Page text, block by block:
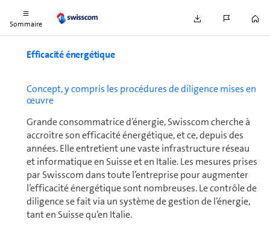
Sommaire
Efficacité énergétique
Concept, y compris les procédures de diligence mises en
œuvre
Grande consommatrice d’énergie, Swisscom cherche à
accroître son efficacité énergétique, et ce, depuis des
années. Elle entretient une vaste infrastructure réseau
et informatique en Suisse et en Italie. Les mesures prises
par Swisscom dans toute l’en­tre­prise pour augmenter
l’efficacité énergétique sont nom­breuses. Le contrôle de
diligence se fait via un système de gestion de l’énergie,
tant en Suisse qu’en Italie.